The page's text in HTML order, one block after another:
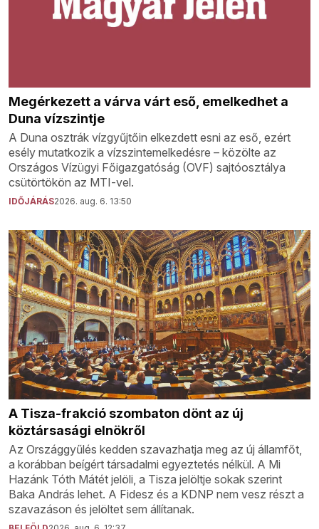
Megérkezett a várva várt eső, emelkedhet a
Duna vízszintje
A Duna osztrák vízgyűjtőin elkezdett esni az eső, ezért
esély mutatkozik a vízszintemelkedésre – közölte az
Országos Vízügyi Főigazgatóság (OVF) sajtóosztálya
csütörtökön az MTI-vel.
IDŐJÁRÁS2026. aug. 6. 13:50
A Tisza-frakció szombaton dönt az új
köztársasági elnökről
Az Országgyűlés kedden szavazhatja meg az új államfőt,
a korábban beígért társadalmi egyeztetés nélkül. A Mi
Hazánk Tóth Mátét jelöli, a Tisza jelöltje sokak szerint
Baka András lehet. A Fidesz és a KDNP nem vesz részt a
szavazáson és jelöltet sem állítanak.